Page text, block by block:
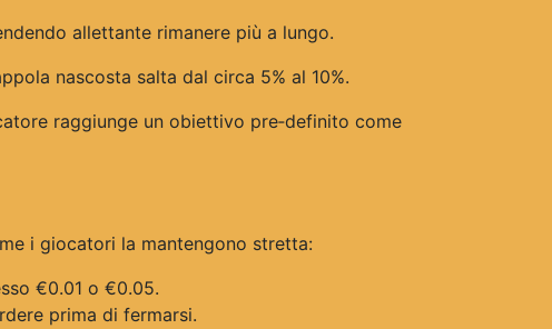
allettante rimanere più a lungo.
nascosta salta dal circa 5% al 10%.
raggiunge un obiettivo pre‑definito come
i giocatori la mantengono stretta:
€0.01 o €0.05.
prima di fermarsi.